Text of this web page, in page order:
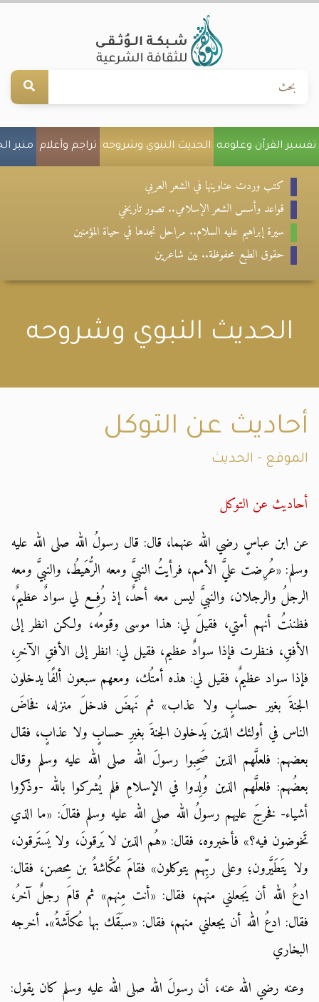
تفسير القرآن وعلومه الحديث النبوي وشروحه تراجم وأعلام منبر
كتب وردت عناوينها في الشعر العربي
قواعد وأسس الشعر الإسلامي.. تصور تاريخي
سيرة إبراهيم عليه السلام.. مراحل نجدها في حياة المؤمنين
حقوق الطبع محفوظة.. بين شاعرين
الحديث النبوي وشروحه
أحاديث عن التوكل
الموقع - الحديث
أحاديث عن التوكل
عن ابن عباسٍ رضي الله عنهما، قال: قال رسولُ الله صلى الله عليه
وسلم: «عُرِضت عليَّ الأمم، فرأيتُ النبيَّ ومعه الرُّهَيطُ، والنبيَّ ومعه
الرجلُ والرجلان، والنبيَّ ليس معه أحدٌ، إذ رُفِع لي سوادٌ عظيمٌ،
فظننتُ أنهم أمتي، فقيلَ لي: هذا موسى وقومُه، ولكن انظر إلى
الأفقِ، فنظرت فإذا سوادٌ عظيم، فقيل لي: انظر إلى الأفقِ الآخرِ،
فإذا سواد عظيمٌ، فقيل لي: هذه أمتُك، ومعهم سبعون ألفًا يدخلون
الجنةَ بغير حسابٍ ولا عذاب» ثم نَهضَ فدخلَ منزله، فخاضَ
الناس في أولئك الذين يَدخلون الجنةَ بغيرِ حسابٍ ولا عذابٍ، فقال
بعضهم: فلعلَّهم الذين صَحِبوا رسولَ الله صلى الله عليه وسلم وقال
بعضُهم: فلعلَّهم الذين وُلِدوا في الإسلامِ فلم يُشركوا بالله -وذكروا
أشياء- فخرجَ عليهم رسولُ الله صلى الله عليه وسلم فقالَ: «ما الذي
تَخوضون فيه؟» فأخبروه، فقال: «هُم الذين لا يَرقونَ، ولا يَستَرقون،
ولا يتَطَيَّرون؛ وعلى ربِّهم يتوكلون» فقامَ عُكَّاشةُ بن مِحصن، فقال:
ادعُ الله أن يَجعلني منهم، فقال: «أنت مِنهم» ثم قامَ رجلٌ آخرُ،
فقال: ادعُ الله أن يجعلني منهم، فقال: «سبَقَك بها عُكاَّشةُ». أخرجه
البخاري
وعنه رضي الله عنه، أن رسولَ الله صلى الله عليه وسلم كان يقول: